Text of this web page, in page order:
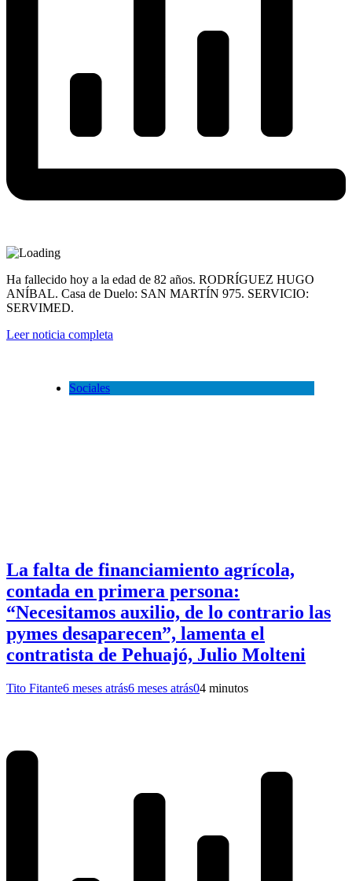
Ha fallecido hoy a la edad de 82 años. RODRÍGUEZ HUGO
ANÍBAL. Casa de Duelo: SAN MARTÍN 975. SERVICIO:
SERVIMED.
Leer noticia completa
Sociales
La falta de financiamiento agrícola,
contada en primera persona:
“Necesitamos auxilio, de lo contrario las
pymes desaparecen”, lamenta el
contratista de Pehuajó, Julio Molteni
Tito Fitante6 meses atrás6 meses atrás04 minutos